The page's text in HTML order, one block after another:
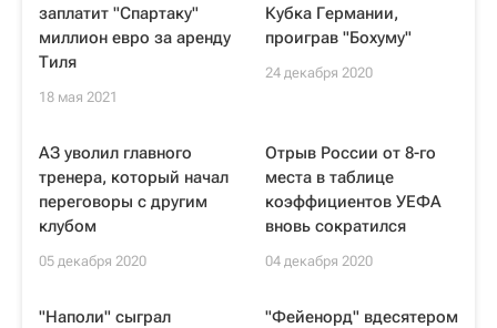
заплатит "Спартаку"
миллион евро за аренду
Тиля
18 мая 2021
Кубка Германии,
проиграв "Бохуму"
24 декабря 2020
АЗ уволил главного
тренера, который начал
переговоры с другим
клубом
05 декабря 2020
Отрыв России от 8-го
места в таблице
коэффициентов УЕФА
вновь сократился
04 декабря 2020
"Наполи" сыграл
"Фейенорд" вдесятером